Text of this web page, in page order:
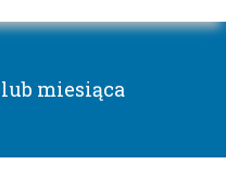
miesiąca